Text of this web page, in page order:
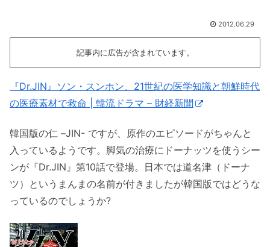
2012.06.29
記事内に広告が含まれています。
『Dr.JIN』ソン・スンホン、21世紀の医学知識と朝鮮時代
の医療素材で救命 | 韓流ドラマ – 財経新聞
韓国版の仁 –JIN- ですが、原作のエピソードがちゃんと
入っているようです。脚気の治療にドーナッツを使うシー
ンが『Dr.JIN』第10話で登場。日本では道名津（ドーナ
ツ）というまんまの名前が付きましたが韓国版ではどうな
っているのでしょうか?